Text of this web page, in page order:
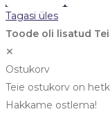
Tagasi üles
Toode oli lisatud
✕
Ostukorv
Teie ostukorv on
Hakkame ostlema!